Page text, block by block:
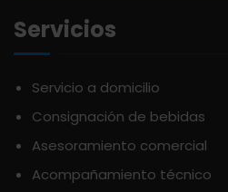
AVERNA
Servicios
Servicio a domicilio
Consignación de bebidas
Asesoramiento comercial
Acompañamiento técnico